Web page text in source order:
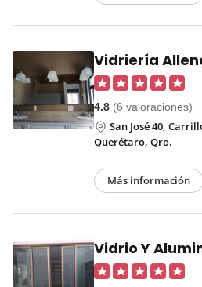
Vidriería
4.8 (6 valoraciones)
San José 40,
Querétaro, Qro.
Más información
Vidrio Y